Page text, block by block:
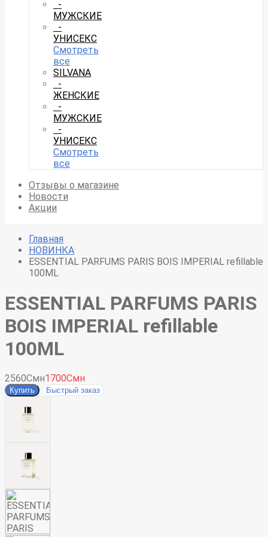
-
МУЖСКИЕ
-
УНИСЕКС
Смотреть
все
SILVANA
-
ЖЕНСКИЕ
-
МУЖСКИЕ
-
УНИСЕКС
Смотреть
все
Отзывы о магазине
Новости
Акции
Главная
НОВИНКА
ESSENTIAL PARFUMS PARIS BOIS IMPERIAL refillable
100ML
ESSENTIAL PARFUMS PARIS
BOIS IMPERIAL refillable
100ML
2560Смн1700Смн
Купить Быстрый заказ